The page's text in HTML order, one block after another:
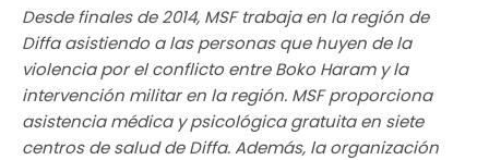
Desde finales de 2014, MSF trabaja en la región de
Diffa asistiendo a las personas que huyen de la
violencia por el conflicto entre Boko Haram y la
intervención militar en la región. MSF proporciona
asistencia médica y psicológica gratuita en siete
centros de salud de Diffa. Además, la organización